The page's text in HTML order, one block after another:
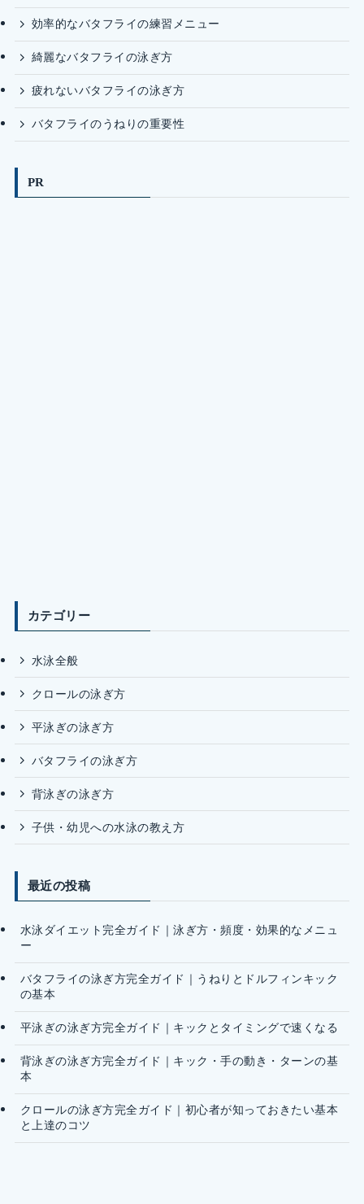
効率的なバタフライの練習メニュー
綺麗なバタフライの泳ぎ方
疲れないバタフライの泳ぎ方
バタフライのうねりの重要性
PR
カテゴリー
水泳全般
クロールの泳ぎ方
平泳ぎの泳ぎ方
バタフライの泳ぎ方
背泳ぎの泳ぎ方
子供・幼児への水泳の教え方
最近の投稿
水泳ダイエット完全ガイド｜泳ぎ方・頻度・効果的なメニュ
ー
バタフライの泳ぎ方完全ガイド｜うねりとドルフィンキック
の基本
平泳ぎの泳ぎ方完全ガイド｜キックとタイミングで速くなる
背泳ぎの泳ぎ方完全ガイド｜キック・手の動き・ターンの基
本
クロールの泳ぎ方完全ガイド｜初心者が知っておきたい基本
と上達のコツ